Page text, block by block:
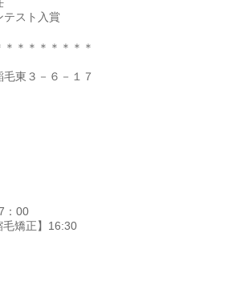
スト入賞
＊＊＊＊＊＊＊
東３－６－１７
：00
毛矯正】16:30